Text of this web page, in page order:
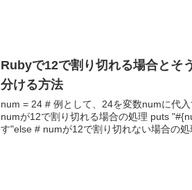
Rubyで12で割り切れる場合とそ
分ける方法
num = 24 # 例として、24を変数numに代入
numが12で割り切れる場合の処理 puts "#{num}は12で割り切れま